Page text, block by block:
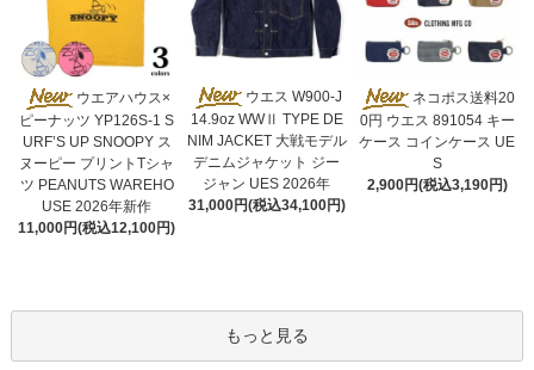
ウエアハウス×
ピーナッツ YP126S-1 S
URF’S UP SNOOPY ス
ヌーピー プリントTシャ
ツ PEANUTS WAREHO
USE 2026年新作
11,000円(税込12,100円)
ウエス W900-J
14.9oz WWⅡ TYPE DE
NIM JACKET 大戦モデル
デニムジャケット ジー
ジャン UES 2026年
31,000円(税込34,100円)
ネコポス送料20
0円 ウエス 891054 キー
ケース コインケース UE
S
2,900円(税込3,190円)
もっと見る